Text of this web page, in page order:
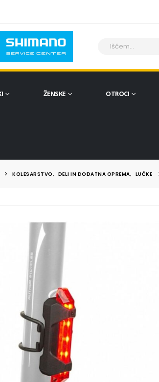
ŽENSKE OTROCI
KOLESARSTVO, DELI IN DODATNA OPREMA, LUČKE